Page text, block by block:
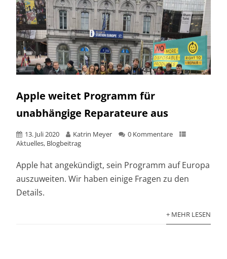
Apple weitet Programm für
unabhängige Reparateure aus
13. Juli 2020 Katrin Meyer
0 Kommentare
Aktuelles, Blogbeitrag
Apple hat angekündigt, sein Programm auf Europa
auszuweiten. Wir haben einige Fragen zu den
Details.
+ MEHR LESEN